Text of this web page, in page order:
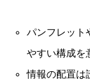
パンフレット
やすい構成を
情報の配置は